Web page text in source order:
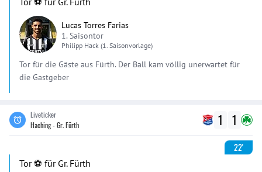
Lucas Torres Farias
1. Saisontor
Philipp Hack (1. Saisonvorlage)
Tor für die Gäste aus Fürth. Der Ball kam völlig unerwartet für
die Gastgeber
Liveticker
Haching - Gr. Fürth
1 1
22'
Tor ⚽️ für Gr. Fürth